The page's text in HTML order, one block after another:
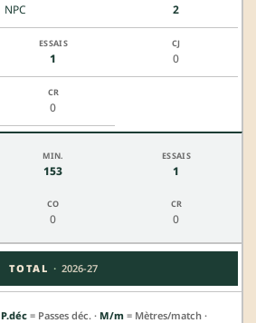
NPC 2
1 0
0
153 1
0 0
TOTAL · 2026-27
P.déc = Passes déc. · M/m = Mètres/match ·